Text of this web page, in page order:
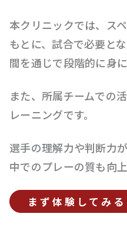
本クリニックでは、ス
もとに、試合で必要と
間を通じで段階的に身
また、所属チームでの
レーニングです。
選手の理解力や判断力
中でのプレーの質も向上
まず体験してみる